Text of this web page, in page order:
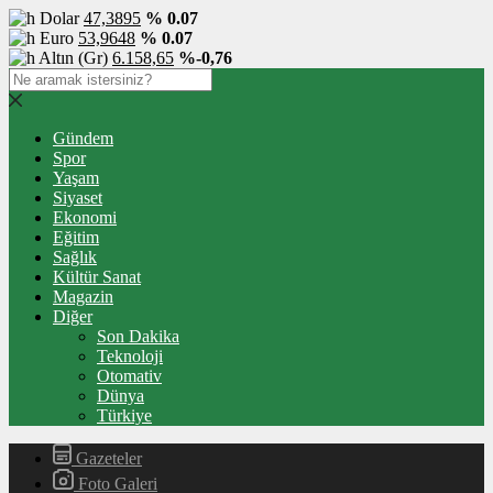
Dolar47,3895 % 0.07
Euro 53,9648 % 0.07
Altın (Gr) 6.158,65 %-0,76
Gündem
Spor
Yaşam
Siyaset
Ekonomi
Eğitim
Sağlık
Kültür Sanat
Magazin
Diğer
Son Dakika
Teknoloji
Otomativ
Dünya
Türkiye
Gazeteler
Foto Galeri